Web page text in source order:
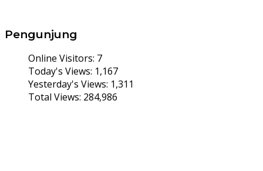
Pengunjung
Online Visitors: 7
Today's Views: 1,167
Yesterday's Views: 1,311
Total Views: 284,986